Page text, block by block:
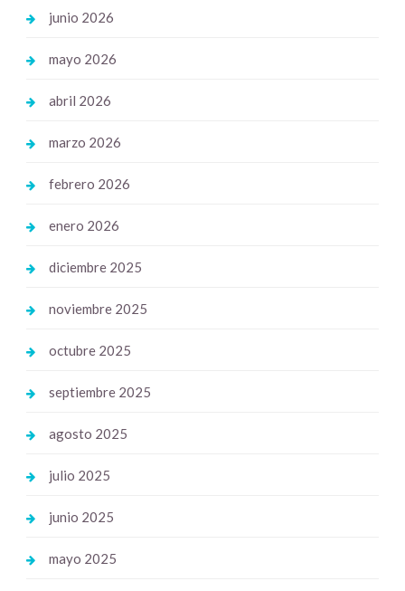
junio 2026
mayo 2026
abril 2026
marzo 2026
febrero 2026
enero 2026
diciembre 2025
noviembre 2025
octubre 2025
septiembre 2025
agosto 2025
julio 2025
junio 2025
mayo 2025